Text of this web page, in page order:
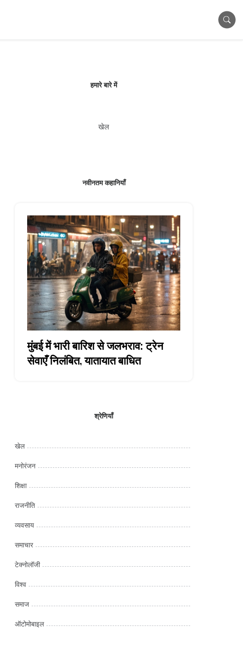
हमारे बारे में
खेल
नवीनतम कहानियाँ
मुंबई में भारी बारिश से जलभराव: ट्रेन
सेवाएँ निलंबित, यातायात बाधित
श्रेणियाँ
खेल
मनोरंजन
शिक्षा
राजनीति
व्यवसाय
समाचार
टेक्नोलॉजी
विश्व
समाज
ऑटोमोबाइल